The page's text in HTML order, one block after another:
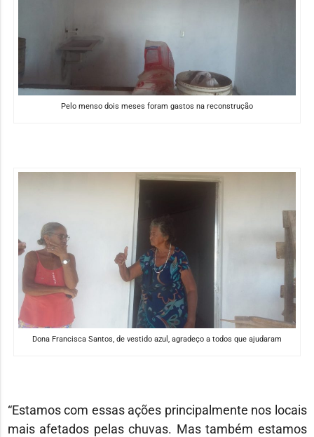
Pelo menso dois meses foram gastos na reconstrução
Dona Francisca Santos, de vestido azul, agradeço a todos que ajudaram
“Estamos com essas ações principalmente nos locais
mais afetados pelas chuvas. Mas também estamos